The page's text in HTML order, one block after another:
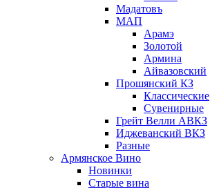
Мадатовъ
МАП
Арамэ
Золотой
Армина
Айвазовский
Прошянский КЗ
Классические
Сувенирные
Грейт Велли АВКЗ
Иджеванский ВКЗ
Разные
Армянское Вино
Новинки
Старые вина